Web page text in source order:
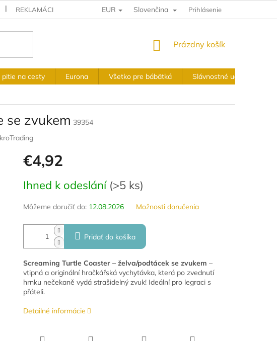
REKLAMÁCIA A VRÁTENIE VÝKUPNÉ PODMIENKY OBCHODNÉ
EUR Slovenčina Prihlásenie
NÁKUPNÝ
Prázdny košík
pitie na cesty Eurona Všetko pre bábätká Slávnostné udalosti
se zvukem 39354
€4,92
cena:
Ihned k odeslání (>5 ks)
Môžeme doručiť do: 12.08.2026 Možnosti doručenia
Pridať do košíka
Screaming Turtle Coaster – želva/podtácek se zvukem –
vtipná a originální hračkářská vychytávka, která po zvednutí
hrnku nečekaně vydá strašidelný zvuk! Ideální pro legraci s
přáteli.
Detailné informácie